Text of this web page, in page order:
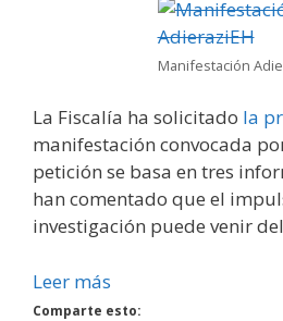
Manifestación
La Fiscalía ha solicitado la
manifestación convocada
petición se basa en tres
han comentado que el
investigación puede venir
Leer más
Comparte esto: